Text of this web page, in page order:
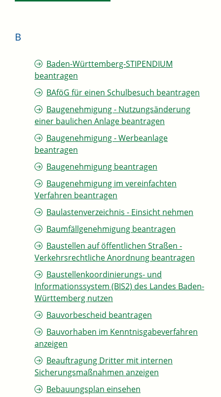
B
Baden-Württemberg-STIPENDIUM
beantragen
BAföG für einen Schulbesuch beantragen
Baugenehmigung - Nutzungsänderung
einer baulichen Anlage beantragen
Baugenehmigung - Werbeanlage
beantragen
Baugenehmigung beantragen
Baugenehmigung im vereinfachten
Verfahren beantragen
Baulastenverzeichnis - Einsicht nehmen
Baumfällgenehmigung beantragen
Baustellen auf öffentlichen Straßen -
Verkehrsrechtliche Anordnung beantragen
Baustellenkoordinierungs- und
Informationssystem (BIS2) des Landes Baden-
Württemberg nutzen
Bauvorbescheid beantragen
Bauvorhaben im Kenntnisgabeverfahren
anzeigen
Beauftragung Dritter mit internen
Sicherungsmaßnahmen anzeigen
Bebauungsplan einsehen